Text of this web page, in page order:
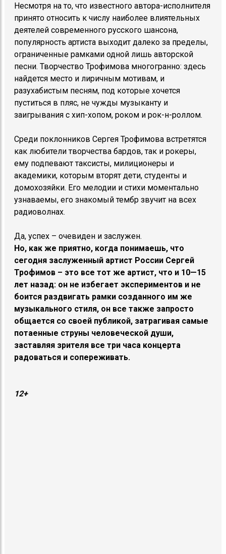
Несмотря на то, что известного автора-исполнителя
принято относить к числу наиболее влиятельных
деятелей современного русского шансона,
популярность артиста выходит далеко за пределы,
ограниченные рамками одной лишь авторской
песни. Творчество Трофимова многогранно: здесь
найдется место и лиричным мотивам, и
разухабистым песням, под которые хочется
пуститься в пляс, не чужды музыканту и
заигрывания с хип-хопом, роком и рок-н-роллом.
Среди поклонников Сергея Трофимова встретятся
как любители творчества бардов, так и рокеры,
ему подпевают таксисты, милиционеры и
академики, которым вторят дети, студенты и
домохозяйки. Его мелодии и стихи моментально
узнаваемы, его знакомый тембр звучит на всех
радиоволнах.
Да, успех – очевиден и заслужен.
Но, как же приятно, когда понимаешь, что
сегодня заслуженный артист России Сергей
Трофимов – это все тот же артист, что и 10—15
лет назад: он не избегает экспериментов и не
боится раздвигать рамки созданного им же
музыкального стиля, он все также запросто
общается со своей публикой, затрагивая самые
потаенные струны человеческой души,
заставляя зрителя все три часа концерта
радоваться и сопереживать.
12+